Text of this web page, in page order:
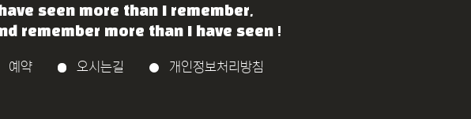
have seen more than I remember,
remember more than I have seen !
예약 오시는길 개인정보처리방침